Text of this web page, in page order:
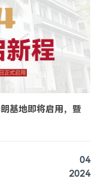
基地即将启用，暨
04
2024